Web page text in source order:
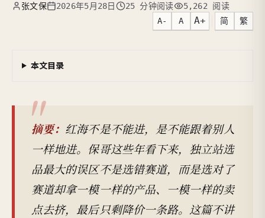
张文保 2026年5月28日 25 分钟阅读
5,262 阅读
A-
A A+ 简 繁
本文目录
摘要： 红海不是不能进，是不能跟着别人
一样地进。保哥这些年看下来，独立站选
品最大的误区不是选错赛道，而是选对了
赛道却拿一模一样的产品、一模一样的卖
点去挤，最后只剩降价一条路。这篇不讲